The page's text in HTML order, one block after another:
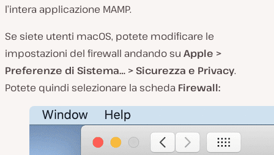
l’intera applicazione MAMP.
Se siete utenti macOS, potete modificare le
impostazioni del firewall andando su Apple >
Preferenze di Sistema… > Sicurezza e Privacy.
Potete quindi selezionare la scheda Firewall: